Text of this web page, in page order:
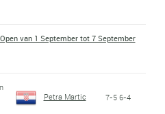
van 1 September tot 7 September
Petra Martic 7-5 6-4